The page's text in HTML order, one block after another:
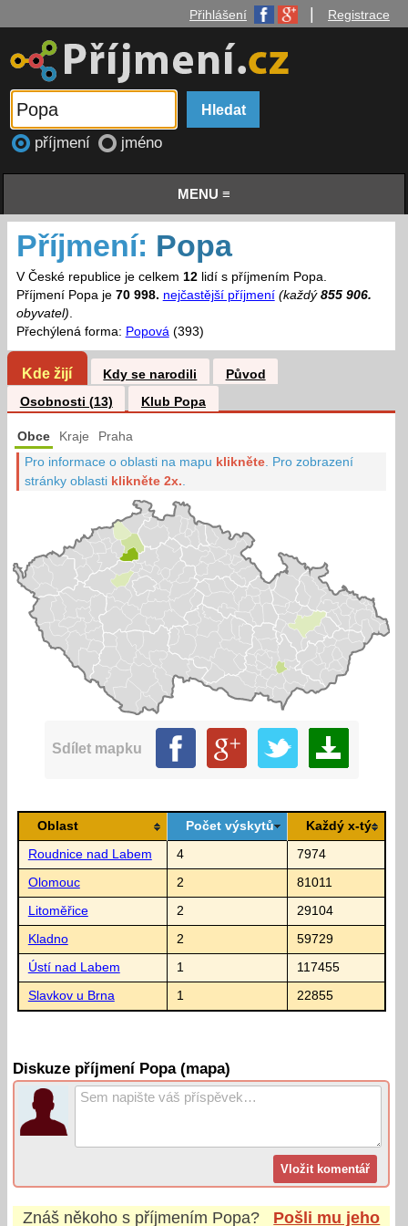
Přihlášení Registrace
příjmení jméno
MENU ≡
Příjmení: Popa
V České republice je celkem 12lidí s příjmením Popa.
Příjmení Popa je 70 998. nejčastější příjmení (každý 855 906.
obyvatel).
Přechýlená forma: Popová(393)
Kde žijí Kdy se narodili
Původ
Osobnosti (13)
Klub Popa
Obce Kraje Praha
Pro informace o oblasti na mapu klikněte Pro zobrazení
stránky oblasti klikněte 2x.
Sdílet mapku
Oblast Počet výskytů Každý x-tý
Roudnice nad Labem 4 7974
Olomouc 2 81011
Litoměřice 2 29104
Kladno 2 59729
Ústí nad Labem 1 117455
Slavkov u Brna 1 22855
Diskuze příjmení Popa (mapa)
Znáš někoho s příjmením Popa?
Pošli mu jeho